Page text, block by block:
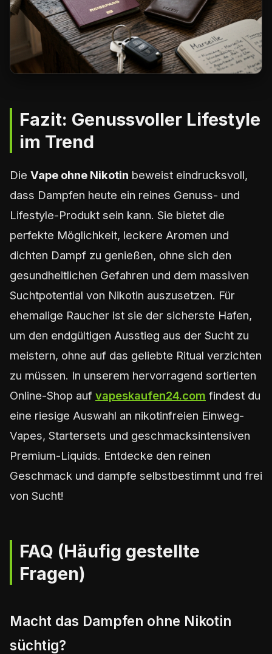
Fazit: Genussvoller Lifestyle
im Trend
Die Vape ohne Nikotin beweist eindrucksvoll,
dass Dampfen heute ein reines Genuss- und
Lifestyle-Produkt sein kann. Sie bietet die
perfekte Möglichkeit, leckere Aromen und
dichten Dampf zu genießen, ohne sich den
gesundheitlichen Gefahren und dem massiven
Suchtpotential von Nikotin auszusetzen. Für
ehemalige Raucher ist sie der sicherste Hafen,
um den endgültigen Ausstieg aus der Sucht zu
meistern, ohne auf das geliebte Ritual verzichten
zu müssen. In unserem hervorragend sortierten
Online-Shop auf vapeskaufen24.com findest du
eine riesige Auswahl an nikotinfreien Einweg-
Vapes, Startersets und geschmacksintensiven
Premium-Liquids. Entdecke den reinen
Geschmack und dampfe selbstbestimmt und frei
von Sucht!
FAQ (Häufig gestellte
Fragen)
Macht das Dampfen ohne Nikotin
süchtig?